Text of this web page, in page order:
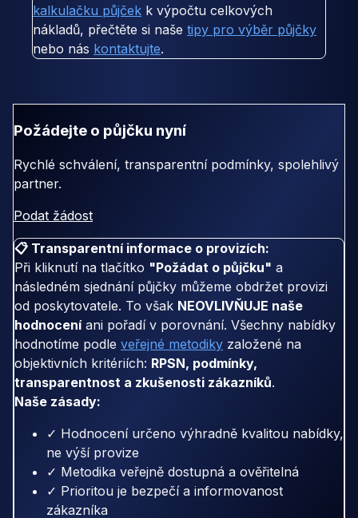
kalkulačku půjček k výpočtu celkových
nákladů, přečtěte si naše tipy pro výběr půjčky
nebo nás kontaktujte.
Požádejte o půjčku nyní
Rychlé schválení, transparentní podmínky, spolehlivý
partner.
Podat žádost
📋 Transparentní informace o provizích:
Při kliknutí na tlačítko "Požádat o půjčku" a
následném sjednání půjčky můžeme obdržet provizi
od poskytovatele. To však NEOVLIVŇUJE naše
hodnoceníani pořadí v porovnání. Všechny nabídky
hodnotíme podle veřejné metodiky založené na
objektivních kritériích: RPSN, podmínky,
transparentnost a zkušenosti zákazníků.
Naše zásady:
✓ Hodnocení určeno výhradně kvalitou nabídky,
ne výší provize
✓ Metodika veřejně dostupná a ověřitelná
✓ Prioritou je bezpečí a informovanost
zákazníka